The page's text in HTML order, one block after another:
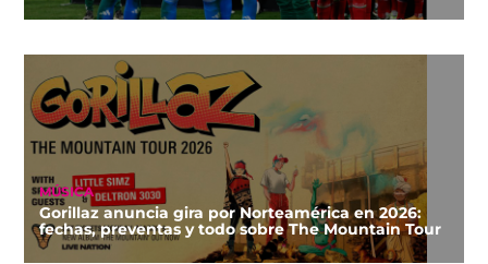
MÚSICA
Gorillaz anuncia gira por Norteamérica en 2026:
fechas, preventas y todo sobre The Mountain Tour